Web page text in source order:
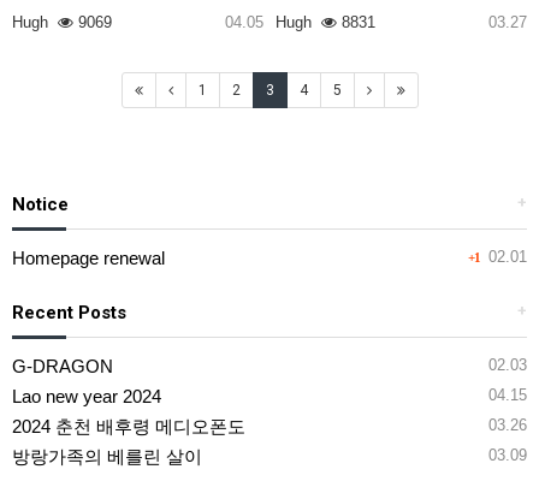
Hugh 9069 04.05 Hugh 8831 03.27
1 2 3 4 5
+
Notice
+1 02.01
Homepage renewal
+
Recent Posts
02.03
G-DRAGON
04.15
Lao new year 2024
03.26
2024 춘천 배후령 메디오폰도
03.09
방랑가족의 베를린 살이